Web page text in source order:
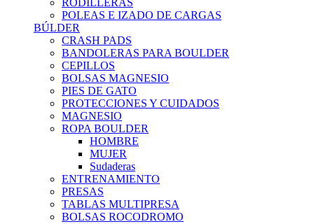
RODILLERAS
POLEAS E IZADO DE CARGAS
BÚLDER
CRASH PADS
BANDOLERAS PARA BOULDER
CEPILLOS
BOLSAS MAGNESIO
PIES DE GATO
PROTECCIONES Y CUIDADOS
MAGNESIO
ROPA BOULDER
HOMBRE
MUJER
Sudaderas
ENTRENAMIENTO
PRESAS
TABLAS MULTIPRESA
BOLSAS ROCODROMO